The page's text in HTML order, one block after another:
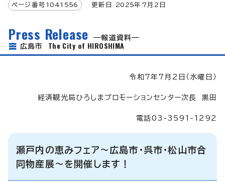
ページ番号 1041556 更新日 2025年7月2日
Press Release
報道資料
広島市 The City of HIROSHIMA
令和7年7月2日（水曜日）
経済観光局ひろしまプロモーションセンター次長 黒田
電話03-3591-1292
瀬戸内の恵みフェア～広島市・呉市・松山市合
同物産展～を開催します！